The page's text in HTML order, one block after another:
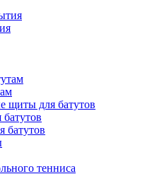
щиты для батутов
батутов